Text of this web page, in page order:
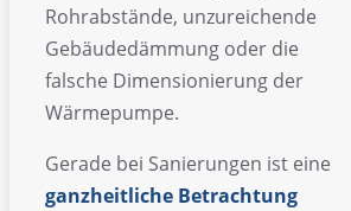
Rohrabstände, unzureichende
Gebäudedämmung oder die
falsche Dimensionierung der
Wärmepumpe.
Gerade bei Sanierungen ist eine
ganzheitliche Betrachtung